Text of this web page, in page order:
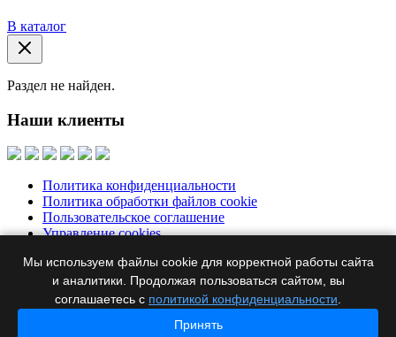
В каталог
Раздел не найден.
Наши клиенты
Политика конфиденциальности
Политика обработки файлов cookie
Пользовательское соглашение
Управление cookies
Москва, Бумажный пр., д. 14, корп. 1, офис 313 +7 495 644-39-
ertel@ertel.ru
Информация размещенная на сайте не является публичной
Мы используем файлы cookie для корректной работы сайта
и аналитики. Продолжая пользоваться сайтом, вы
соглашаетесь с политикой конфиденциальности
Принять